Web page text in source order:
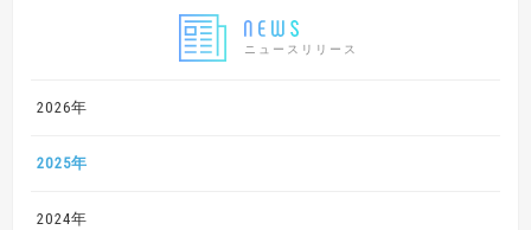
ニュースリリース
2026年
2025年
2024年